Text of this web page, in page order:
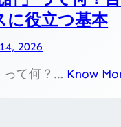
に役立つ基本
2026
って何？… Know